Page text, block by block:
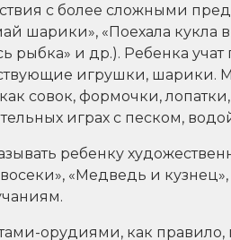
с более сложными
шарики», «Поехала кукла
рыбка» и др.). Ребенка
игрушки, шарики.
совок, формочки,
играх с песком,
ребенку
«Медведь и
орудиями, как